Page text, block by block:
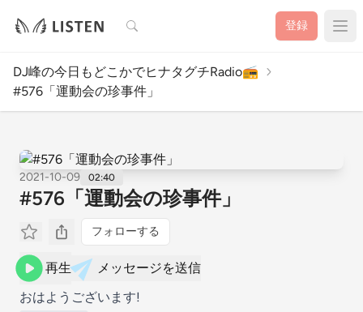
検索 登録
DJ峰の今日もどこかでヒナタグチRadio📻️
#576「運動会の珍事件」
2021-10-09 02:40
#576「運動会の珍事件」
フォローする
再生
メッセージを送信
おはようございます!